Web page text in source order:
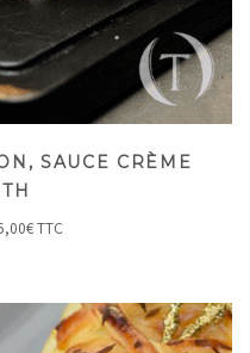
SAUCE CRÈME
€TTC